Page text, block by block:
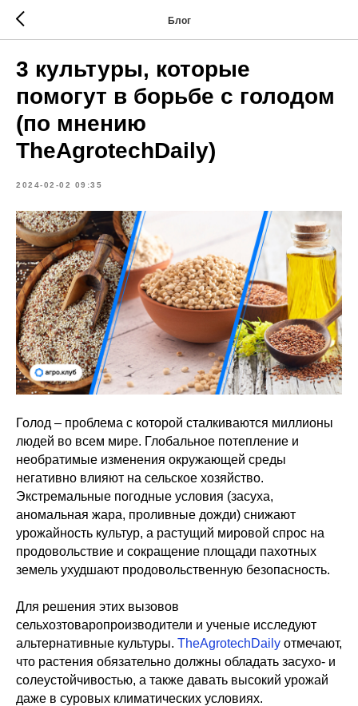
Блог
3 культуры, которые
помогут в борьбе с голодом
(по мнению
TheAgrotechDaily)
2024-02-02 09:35
Голод – проблема c которой сталкиваются миллионы
людей во всем мире. Глобальное потепление и
необратимые изменения окружающей среды
негативно влияют на сельское хозяйство.
Экстремальные погодные условия (засуха,
аномальная жара, проливные дожди) снижают
урожайность культур, а растущий мировой спрос на
продовольствие и сокращение площади пахотных
земель ухудшают продовольственную безопасность.
Для решения этих вызовов
сельхозтоваропроизводители и ученые исследуют
альтернативные культуры. TheAgrotechDaily отмечают,
что растения обязательно должны обладать засухо- и
солеустойчивостью, а также давать высокий урожай
даже в суровых климатических условиях.